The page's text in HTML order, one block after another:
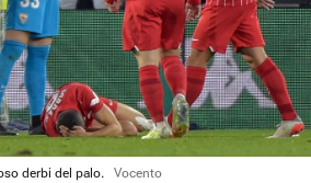
derbi del palo. Vocento